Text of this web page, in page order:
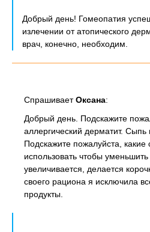
Добрый день! Гомеопатия
излечении от атопического
врач, конечно, необходим.
СпрашиваетОксана:
Добрый день. Подскажите
аллергический дерматит. Сыпь
Подскажите пожалуйста,
использовать чтобы
увеличивается, делается
своего рациона я исключила
продукты.